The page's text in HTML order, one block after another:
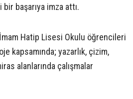
başarıya imza attı.
Hatip Lisesi Okulu öğrencileri
kapsamında; yazarlık, çizim,
alanlarında çalışmalar